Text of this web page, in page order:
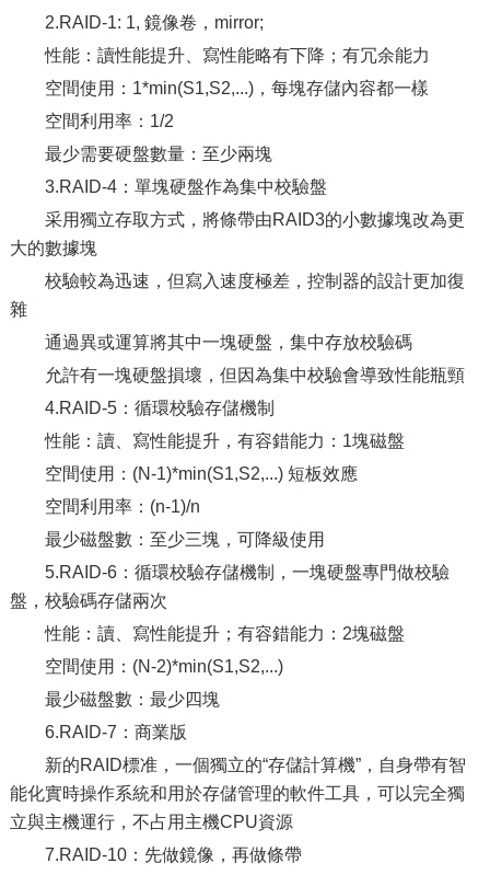
2.RAID-1: 1, 鏡像卷，mirror;
性能：讀性能提升、寫性能略有下降；有冗余能力
空間使用：1*min(S1,S2,...)，每塊存儲內容都一樣
空間利用率：1/2
最少需要硬盤數量：至少兩塊
3.RAID-4：單塊硬盤作為集中校驗盤
采用獨立存取方式，將條帶由RAID3的小數據塊改為更
大的數據塊
校驗較為迅速，但寫入速度極差，控制器的設計更加復
雜
通過異或運算將其中一塊硬盤，集中存放校驗碼
允許有一塊硬盤損壞，但因為集中校驗會導致性能瓶頸
4.RAID-5：循環校驗存儲機制
性能：讀、寫性能提升，有容錯能力：1塊磁盤
空間使用：(N-1)*min(S1,S2,...) 短板效應
空間利用率：(n-1)/n
最少磁盤數：至少三塊，可降級使用
5.RAID-6：循環校驗存儲機制，一塊硬盤專門做校驗
盤，校驗碼存儲兩次
性能：讀、寫性能提升；有容錯能力：2塊磁盤
空間使用：(N-2)*min(S1,S2,...)
最少磁盤數：最少四塊
6.RAID-7：商業版
新的RAID標准，一個獨立的“存儲計算機”，自身帶有智
能化實時操作系統和用於存儲管理的軟件工具，可以完全獨
立與主機運行，不占用主機CPU資源
7.RAID-10：先做鏡像，再做條帶